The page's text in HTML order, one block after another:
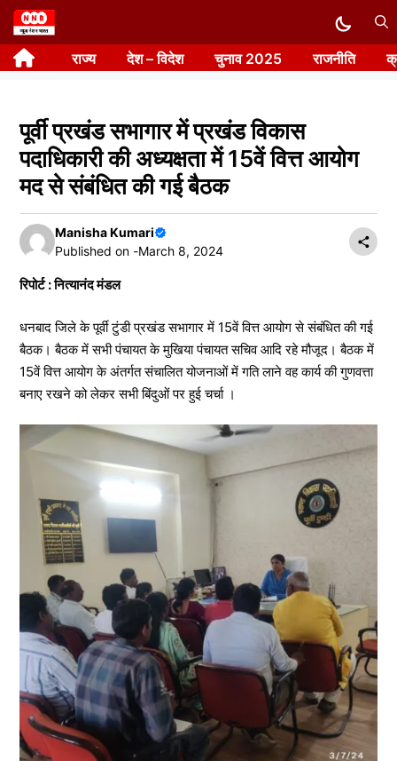
Skip
to
content राज्य देश – विदेश चुनाव 2025 राजनीति
पूर्वी प्रखंड सभागार में प्रखंड विकास
पदाधिकारी की अध्यक्षता में 15वें वित्त आयोग
मद से संबंधित की गई बैठक
Manisha Kumari
Published on -March 8, 2024
रिपोर्ट : नित्यानंद मंडल
धनबाद जिले के पूर्वी टुंडी प्रखंड सभागार में 15वें वित्त आयोग से संबंधित की गई
बैठक। बैठक में सभी पंचायत के मुखिया पंचायत सचिव आदि रहे मौजूद। बैठक में
15वें वित्त आयोग के अंतर्गत संचालित योजनाओं में गति लाने वह कार्य की गुणवत्ता
बनाए रखने को लेकर सभी बिंदुओं पर हुई चर्चा ।